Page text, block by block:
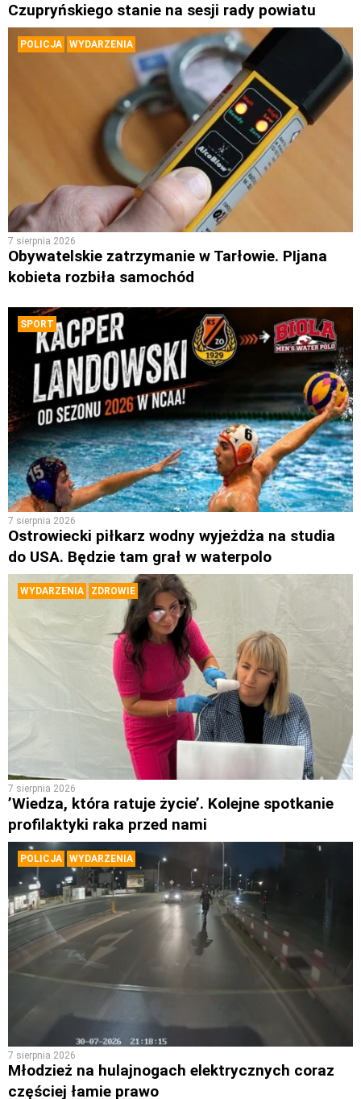
Czupryńskiego stanie na sesji rady powiatu
POLICJA WYDARZENIA
7 sierpnia 2026
Obywatelskie zatrzymanie w Tarłowie. PIjana
kobieta rozbiła samochód
SPORT
7 sierpnia 2026
Ostrowiecki piłkarz wodny wyjeżdża na studia
do USA. Będzie tam grał w waterpolo
WYDARZENIA ZDROWIE
7 sierpnia 2026
’Wiedza, która ratuje życie’. Kolejne spotkanie
profilaktyki raka przed nami
POLICJA WYDARZENIA
7 sierpnia 2026
Młodzież na hulajnogach elektrycznych coraz
częściej łamie prawo